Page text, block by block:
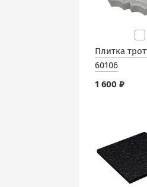
Плитка
60106
1 600 ₽